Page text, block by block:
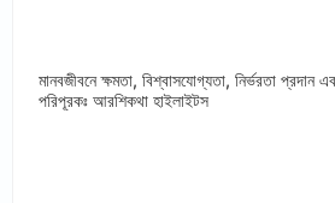
মানবজীবনে ক্ষমতা, বিশ্বাসযোগ্যতা, নির্ভরতা প্রদান
পরিপূরকঃ আরশিকথা হাইলাইটস